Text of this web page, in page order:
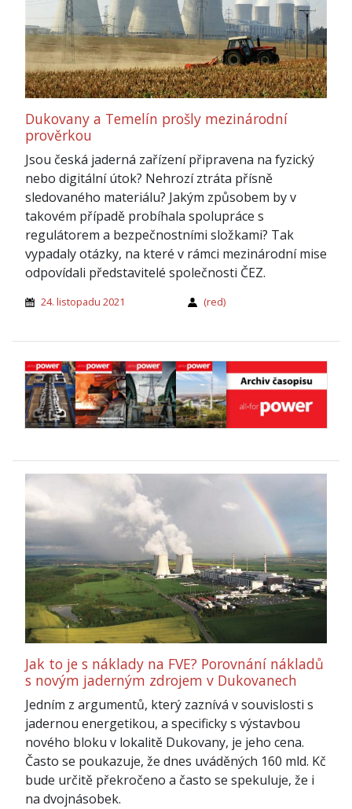
Dukovany a Temelín prošly mezinárodní
prověrkou
Jsou česká jaderná zařízení připravena na fyzický
nebo digitální útok? Nehrozí ztráta přísně
sledovaného materiálu? Jakým způsobem by v
takovém případě probíhala spolupráce s
regulátorem a bezpečnostními složkami? Tak
vypadaly otázky, na které v rámci mezinárodní mise
odpovídali představitelé společnosti ČEZ.
24. listopadu 2021 (red)
Jak to je s náklady na FVE? Porovnání nákladů
s novým jaderným zdrojem v Dukovanech
Jedním z argumentů, který zaznívá v souvislosti s
jadernou energetikou, a specificky s výstavbou
nového bloku v lokalitě Dukovany, je jeho cena.
Často se poukazuje, že dnes uváděných 160 mld. Kč
bude určitě překročeno a často se spekuluje, že i
na dvojnásobek.